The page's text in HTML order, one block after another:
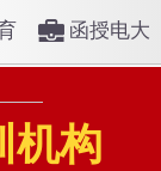
函授电大
机构